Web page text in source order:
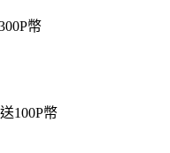
幣
100P幣